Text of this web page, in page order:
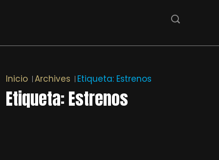
Inicio Archives Etiqueta: Estrenos
Etiqueta:Estrenos